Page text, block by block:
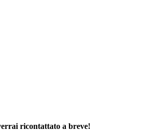
ricontattato a breve!